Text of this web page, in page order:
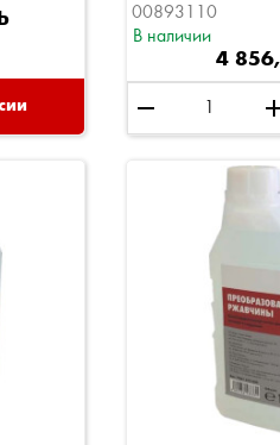
00893110
В наличии
4
remove